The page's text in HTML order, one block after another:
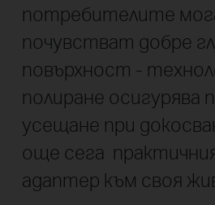
потребителите
почувстват добре
повърхност -
полиране осигурява
усещане при
още сега
адаптер към своя